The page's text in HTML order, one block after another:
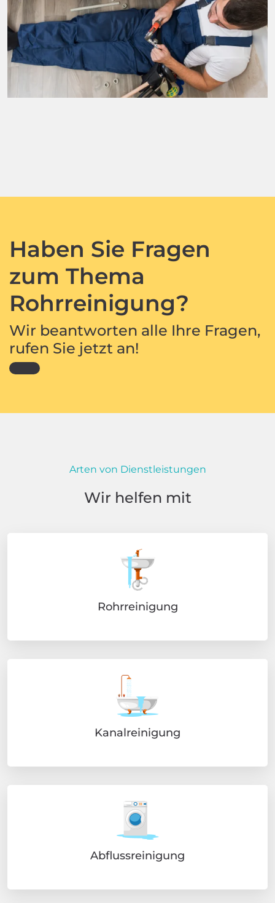
Haben Sie Fragen
zum Thema
Rohrreinigung?
Wir beantworten alle Ihre Fragen,
rufen Sie jetzt an!
Arten von Dienstleistungen
Wir helfen mit
Rohrreinigung
Kanalreinigung
Abflussreinigung